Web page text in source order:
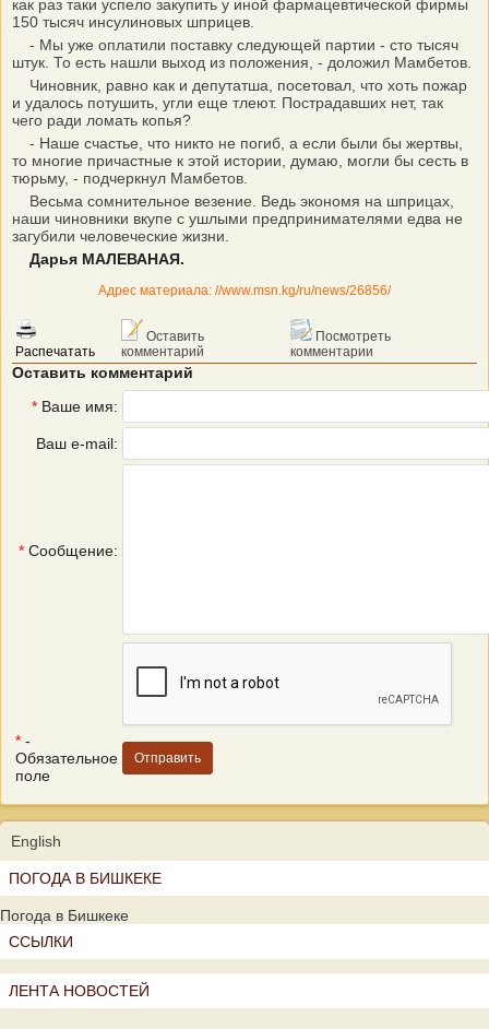
как раз таки успело закупить у иной фармацевтической фирмы
150 тысяч инсулиновых шприцев.
- Мы уже оплатили поставку следующей партии - сто тысяч
штук. То есть нашли выход из положения, - доложил Мамбетов.
Чиновник, равно как и депутатша, посетовал, что хоть пожар
и удалось потушить, угли еще тлеют. Пострадавших нет, так
чего ради ломать копья?
- Наше счастье, что никто не погиб, а если были бы жертвы,
то многие причастные к этой истории, думаю, могли бы сесть в
тюрьму, - подчеркнул Мамбетов.
Весьма сомнительное везение. Ведь экономя на шприцах,
наши чиновники вкупе с ушлыми предпринимателями едва не
загубили человеческие жизни.
Дарья МАЛЕВАНАЯ.
Адрес материала: //www.msn.kg/ru/news/26856/
Распечатать
Оставить
комментарий
Посмотреть
комментарии
Оставить комментарий
* Ваше имя:
Ваш e-mail:
* Сообщение:
* -
Обязательное
поле
English
ПОГОДА В БИШКЕКЕ
Погода в Бишкеке
ССЫЛКИ
ЛЕНТА НОВОСТЕЙ